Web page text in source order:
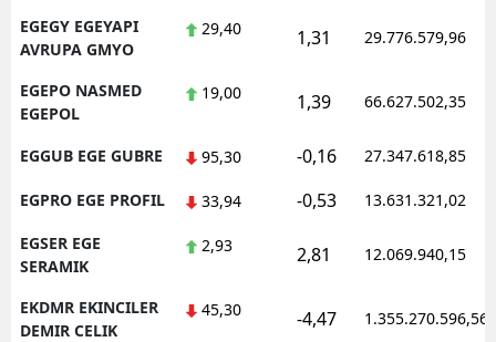
EGEGY EGEYAPI
AVRUPA GMYO
29,40 1,31 29.776.579,96
EGEPO NASMED
EGEPOL
19,00 1,39 66.627.502,35
EGGUB EGE GUBRE 95,30 -0,16 27.347.618,85
EGPRO EGE PROFIL 33,94 -0,53 13.631.321,02
EGSER EGE
SERAMIK
2,93 2,81 12.069.940,15
EKDMR EKINCILER
DEMIR CELIK
45,30 -4,47 1.355.270.596,56